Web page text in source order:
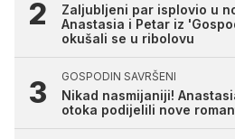
Zaljubljeni par isplovio u
Anastasia i Petar iz
okušali se u ribolovu
GOSPODIN SAVRŠENI
Nikad nasmijaniji!
otoka podijelili nove